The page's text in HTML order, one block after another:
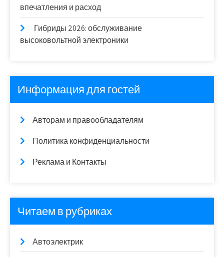
впечатления и расход
Гибриды 2026: обслуживание
высоковольтной электроники
Информация для гостей
Авторам и правообладателям
Политика конфиденциальности
Реклама и Контакты
Читаем в рубриках
Автоэлектрик